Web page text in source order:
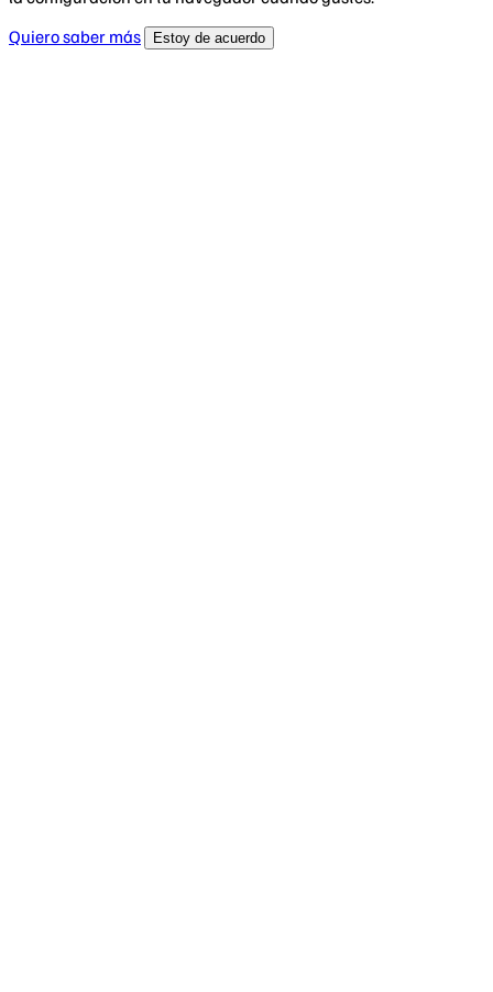
Quiero saber más
Estoy de acuerdo